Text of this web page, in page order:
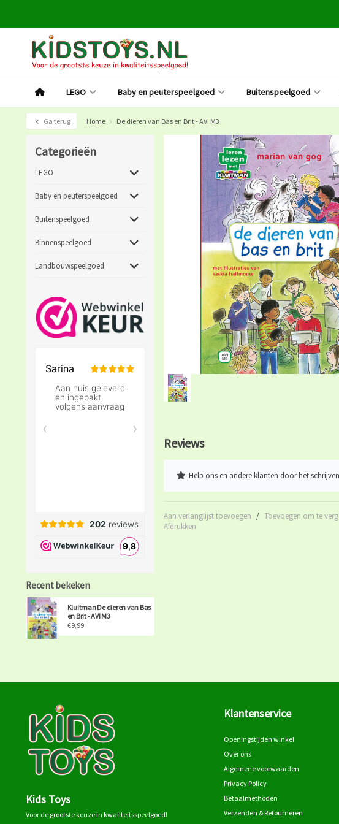
LEGO Baby en peuterspeelgoed Buitenspeelgoed
Ga terug Home De dieren van Bas en Brit - AVI M3
Categorieën
LEGO
Baby en peuterspeelgoed
Buitenspeelgoed
Binnenspeelgoed
Landbouwspeelgoed
Recent bekeken
Kluitman De dieren van Bas
en Brit - AVI M3
€9,99
Reviews
Help ons en andere klanten door het
Aan verlanglijst toevoegen / Toevoegen om te
Afdrukken
Kids Toys
Voor de grootste keuze in kwaliteitsspeelgoed!
Klantenservice
Openingstijden winkel
Over ons
Algemene voorwaarden
Privacy Policy
Betaalmethoden
Verzenden & Retourneren